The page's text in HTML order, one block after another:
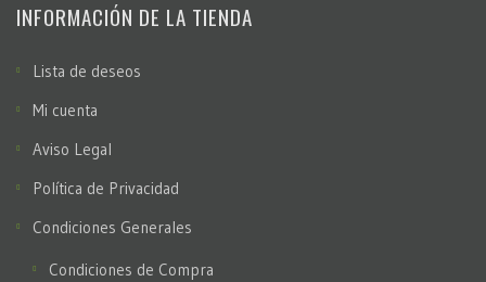
INFORMACIÓN DE LA TIENDA
Lista de deseos
Mi cuenta
Aviso Legal
Política de Privacidad
Condiciones Generales
Condiciones de Compra